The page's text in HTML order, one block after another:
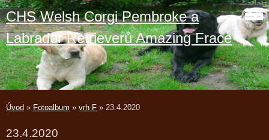
CHS Welsh Corgi Pembroke a
Labrador Retrieverů Amazing Frace
Úvod » Fotoalbum » vrh F » 23.4.2020
23.4.2020